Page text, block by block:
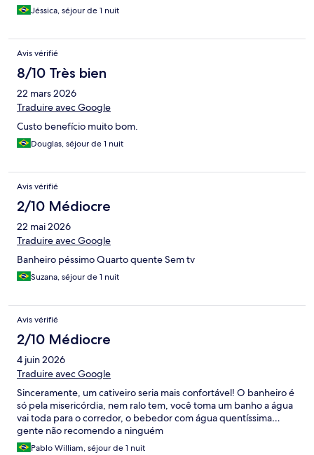
Jéssica, séjour de 1 nuit
Avis vérifié
8/10 Très bien
22 mars 2026
Traduire avec Google
Custo benefício muito bom.
Douglas, séjour de 1 nuit
Avis vérifié
2/10 Médiocre
22 mai 2026
Traduire avec Google
Banheiro péssimo Quarto quente Sem tv
Suzana, séjour de 1 nuit
Avis vérifié
2/10 Médiocre
4 juin 2026
Traduire avec Google
Sinceramente, um cativeiro seria mais confortável! O banheiro é
só pela misericórdia, nem ralo tem, você toma um banho a água
vai toda para o corredor, o bebedor com água quentíssima…
gente não recomendo a ninguém
Pablo William, séjour de 1 nuit